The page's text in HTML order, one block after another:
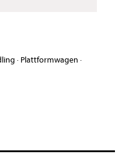
· Plattformwagen ·